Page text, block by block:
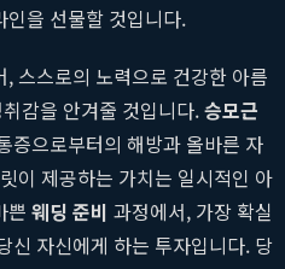
을 선물할 것입니다.
스스로의 노력으로 건강한 아름
감을 안겨줄 것입니다.승모근
증으로부터의 해방과 올바른 자
이 제공하는 가치는 일시적인 아
쁜 웨딩 준비 과정에서, 가장 확실
신 자신에게 하는 투자입니다. 당